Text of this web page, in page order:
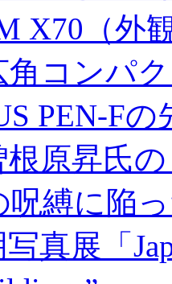
X70（外
角コンパ
PEN-F
根原昇氏
呪縛に陥
真展「